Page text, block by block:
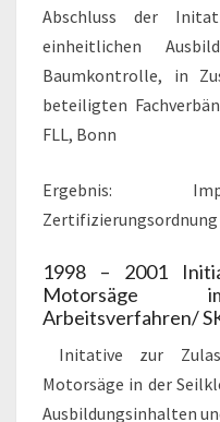
Abschluss der
einheitlichen
Baumkontrolle, in
beteiligten
FLL, Bonn
Ergebnis:
Zertifizierungsordnung
1998 – 2001
Motorsäge
Arbeitsverfahren/
Initative zur
Motorsäge in der
Ausbildungsinhalten